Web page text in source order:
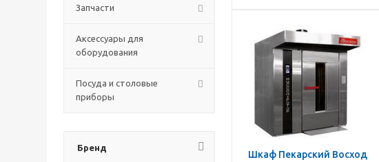
Запчасти
Аксессуары для
оборудования
Посуда и столовые
приборы
Бренд
Шкаф Пекарский Восход